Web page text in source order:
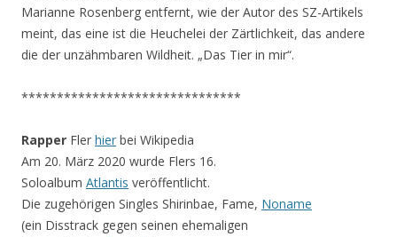
Marianne Rosenberg entfernt, wie der Autor des SZ-Artikels
meint, das eine ist die Heuchelei der Zärtlichkeit, das andere
die der unzähmbaren Wildheit. „Das Tier in mir“.
*******************************
Rapper Fler hier bei Wikipedia
Am 20. März 2020 wurde Flers 16.
Soloalbum Atlantis veröffentlicht.
Die zugehörigen Singles Shirinbae, Fame, Noname
(ein Disstrack gegen seinen ehemaligen